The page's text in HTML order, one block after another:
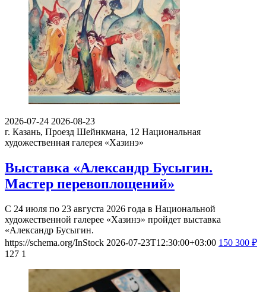
2026-07-24 2026-08-23
г. Казань, Проезд Шейнкмана, 12 Национальная
художественная галерея «Хазинэ»
Выставка «Александр Бусыгин.
Мастер перевоплощений»
С 24 июля по 23 августа 2026 года в Национальной
художественной галерее «Хазинэ» пройдет выставка
«Александр Бусыгин.
https://schema.org/InStock 2026-07-23T12:30:00+03:00 150 300 ₽
127 1